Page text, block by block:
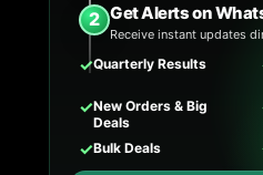
2 Get Alerts on
Receive instant updates
✓Quarterly Results
✓New Orders & Big
Deals
✓Bulk Deals